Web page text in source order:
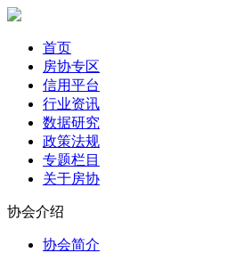
首页
房协专区
信用平台
行业资讯
数据研究
政策法规
专题栏目
关于房协
协会介绍
协会简介